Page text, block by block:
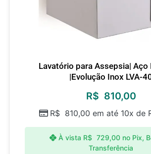
Lavatório para Assepsia| Aço
|Evolução Inox LVA-
R$ 810,00
R$ 810,00 em até 10x de
À vista R$ 729,00 no Pix,
Transferência